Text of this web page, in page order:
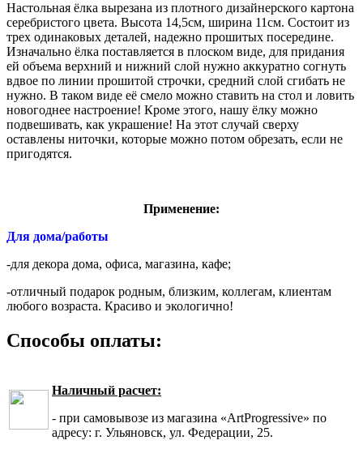
Настольная ёлка вырезана из плотного дизайнерского картона
серебристого цвета. Высота 14,5см, ширина 11см. Состоит из
трех одинаковых деталей, надежно прошитых посередине.
Изначально ёлка поставляется в плоском виде, для придания
ей объема верхний и нижний слой нужно аккуратно согнуть
вдвое по линии прошитой строчки, средний слой сгибать не
нужно. В таком виде её смело можно ставить на стол и ловить
новогоднее настроение! Кроме этого, нашу ёлку можно
подвешивать, как украшение! На этот случай сверху
оставлены ниточки, которые можно потом обрезать, если не
пригодятся.
Применение:
Для дома/работы
-для декора дома, офиса, магазина, кафе;
-отличный подарок родным, близким, коллегам, клиентам
любого возраста. Красиво и экологично!
Способы оплаты:
Наличный расчет:
- при самовывозе из магазина «ArtProgressive» по
адресу: г. Ульяновск, ул. Федерации, 25.